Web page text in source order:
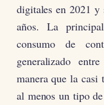
digitales en 2021
años. La
consumo de
generalizado
manera que la casi
al menos un tipo